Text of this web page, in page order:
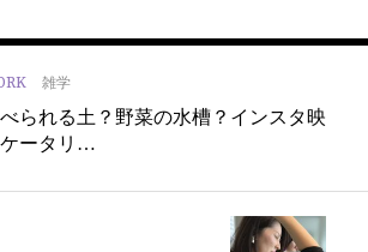
雑学
られる土？野菜の水槽？インスタ映
ケータリ…